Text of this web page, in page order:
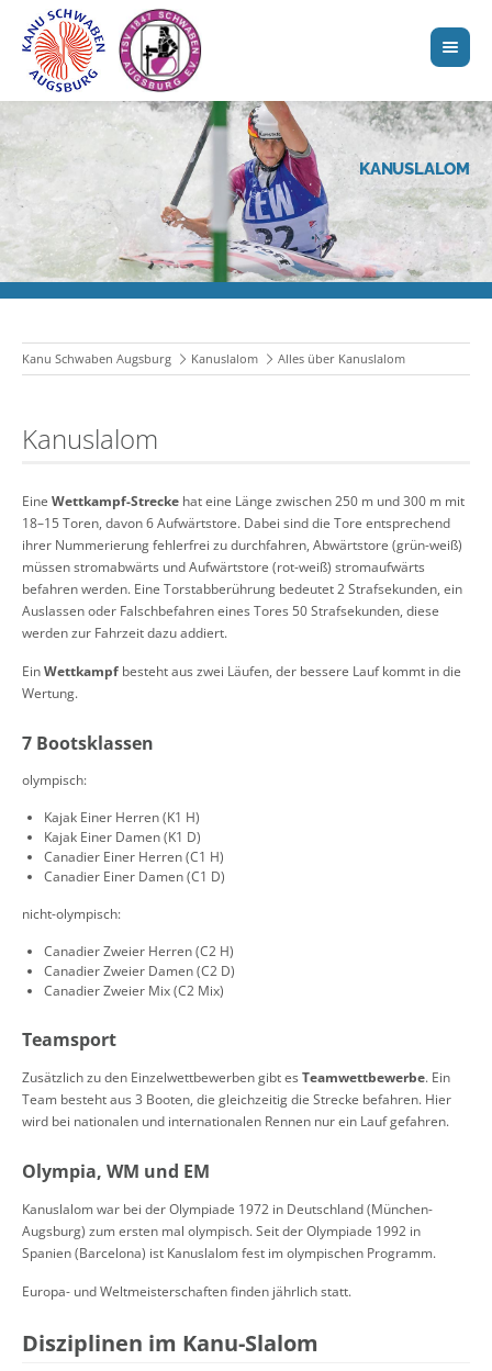
KANUSLALOM
Kanu Schwaben Augsburg Kanuslalom Alles über Kanuslalom
Kanuslalom
Eine Wettkampf-Strecke hat eine Länge zwischen 250 m und 300 m mit
18–15 Toren, davon 6 Aufwärtstore. Dabei sind die Tore entsprechend
ihrer Nummerierung fehlerfrei zu durchfahren, Abwärtstore (grün-weiß)
müssen stromabwärts und Aufwärtstore (rot-weiß) stromaufwärts
befahren werden. Eine Torstabberührung bedeutet 2 Strafsekunden, ein
Auslassen oder Falschbefahren eines Tores 50 Strafsekunden, diese
werden zur Fahrzeit dazu addiert.
EinWettkampf besteht aus zwei Läufen, der bessere Lauf kommt in die
Wertung.
7 Bootsklassen
olympisch:
Kajak Einer Herren (K1 H)
Kajak Einer Damen (K1 D)
Canadier Einer Herren (C1 H)
Canadier Einer Damen (C1 D)
nicht-olympisch:
Canadier Zweier Herren (C2 H)
Canadier Zweier Damen (C2 D)
Canadier Zweier Mix (C2 Mix)
Teamsport
Zusätzlich zu den Einzelwettbewerben gibt es Teamwettbewerbe. Ein
Team besteht aus 3 Booten, die gleichzeitig die Strecke befahren. Hier
wird bei nationalen und internationalen Rennen nur ein Lauf gefahren.
Olympia, WM und EM
Kanuslalom war bei der Olympiade 1972 in Deutschland (München-
Augsburg) zum ersten mal olympisch. Seit der Olympiade 1992 in
Spanien (Barcelona) ist Kanuslalom fest im olympischen Programm.
Europa- und Weltmeisterschaften finden jährlich statt.
Disziplinen im Kanu-Slalom